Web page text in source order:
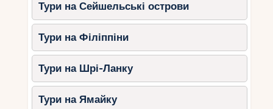
Тури на Сейшельські острови
Тури на Філіппіни
Тури на Шрі-Ланку
Тури на Ямайку